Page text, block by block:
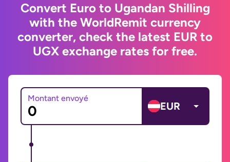
Convert Euro to Ugandan Shilling
with the WorldRemit currency
converter, check the latest EUR to
UGX exchange rates for free.
Montant envoyé
EUR